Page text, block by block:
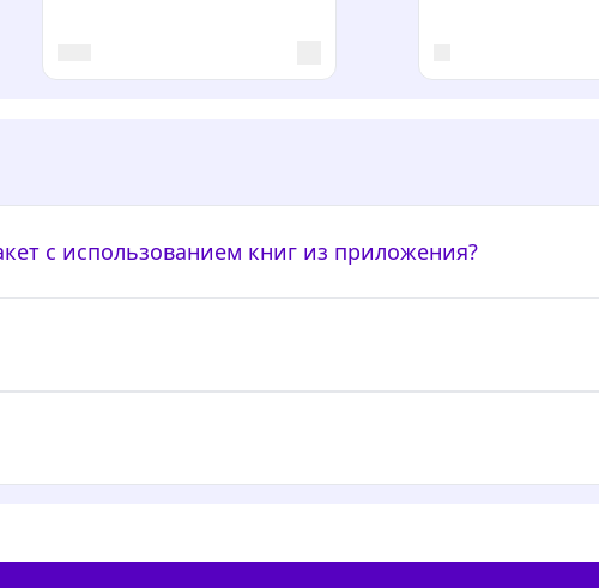
с использованием книг из приложения?